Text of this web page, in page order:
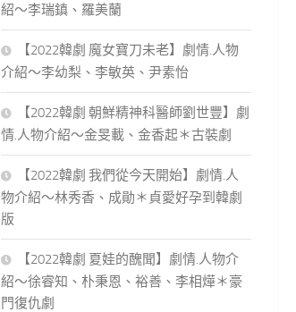
紹～李瑞鎮、羅美蘭
【2022韓劇 魔女寶刀未老】劇情.人物
介紹～李幼梨、李敏英、尹素怡
【2022韓劇 朝鮮精神科醫師劉世豐】劇
情.人物介紹～金旻載、金香起＊古裝劇
【2022韓劇 我們從今天開始】劇情.人
物介紹～林秀香、成勛＊貞愛好孕到韓劇
版
【2022韓劇 夏娃的醜聞】劇情.人物介
紹～徐睿知、朴秉恩、裕善、李相燁＊豪
門復仇劇